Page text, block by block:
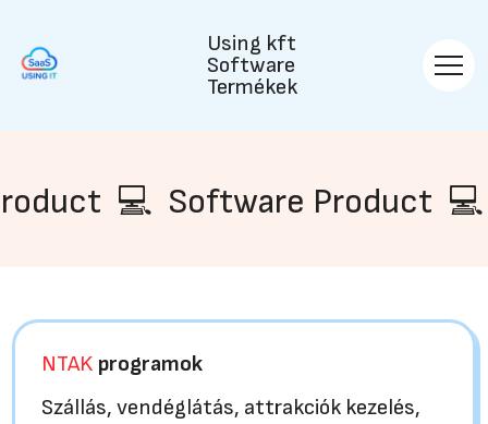
Using kft
Software
Termékek
Product 💻 Software
NTAK programok
Szállás, vendéglátás, attrakciók kezelés,